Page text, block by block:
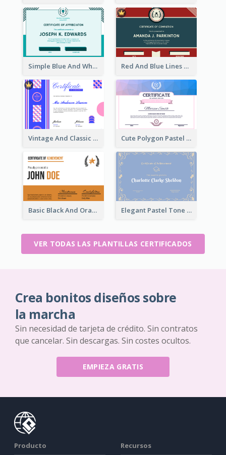
Simple Blue And White Rectangle Certificate Red And Blue Lines And Badge Completion Certificate
Vintage And Classic Vibrant Certificate Design Ideas Cute Polygon Pastel Color Certificate Design
Basic Black And Orange Certificate Of Achievement Elegant Pastel Tone Floral Certificate Design
VER TODAS LAS PLANTILLAS CERTIFICADOS
Crea bonitos diseños sobre
la marcha
Sin necesidad de tarjeta de crédito. Sin contratos
que cancelar. Sin descargas. Sin costes ocultos.
EMPIEZA GRATIS
Producto Recursos